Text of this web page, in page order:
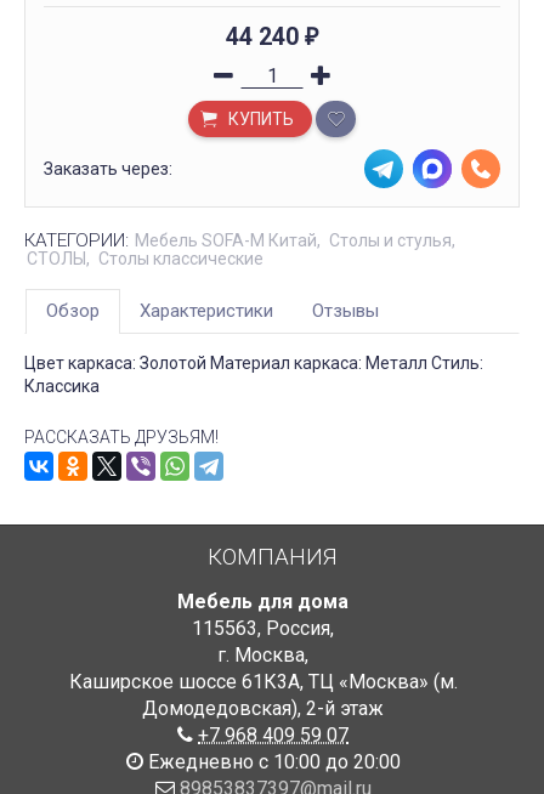
44 240 ₽
КУПИТЬ
Заказать через:
КАТЕГОРИИ: Мебель SOFA-M Китай
Столы и стулья
СТОЛЫ
Столы классические
Обзор Характеристики Отзывы
Цвет каркаса: Золотой Материал каркаса: Металл Стиль:
Классика
РАССКАЗАТЬ ДРУЗЬЯМ!
КОМПАНИЯ
Мебель для дома
115563, Россия,
г. Москва,
Каширское шоссе 61К3А, ТЦ «Москва» (м.
Домодедовская), 2-й этаж
+7 968 409 59 07
Ежедневно с 10:00 до 20:00
89853837397@mail.ru